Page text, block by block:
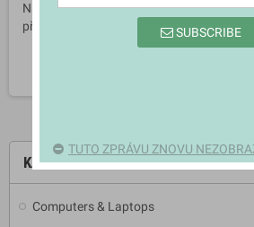
KATEGORIE
Computers & Laptops
Navštivte nás za pár dní znovu. Produkty
přidáme.
SUBSCRIBE
TUTO ZPRÁVU ZNOVU